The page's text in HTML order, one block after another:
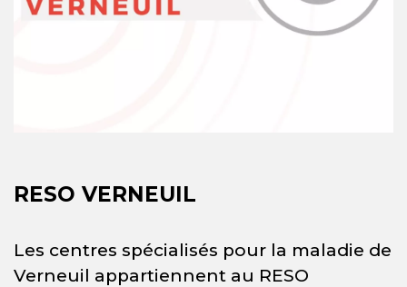
RESO VERNEUIL
Les centres spécialisés pour la maladie de
Verneuil appartiennent au RESO